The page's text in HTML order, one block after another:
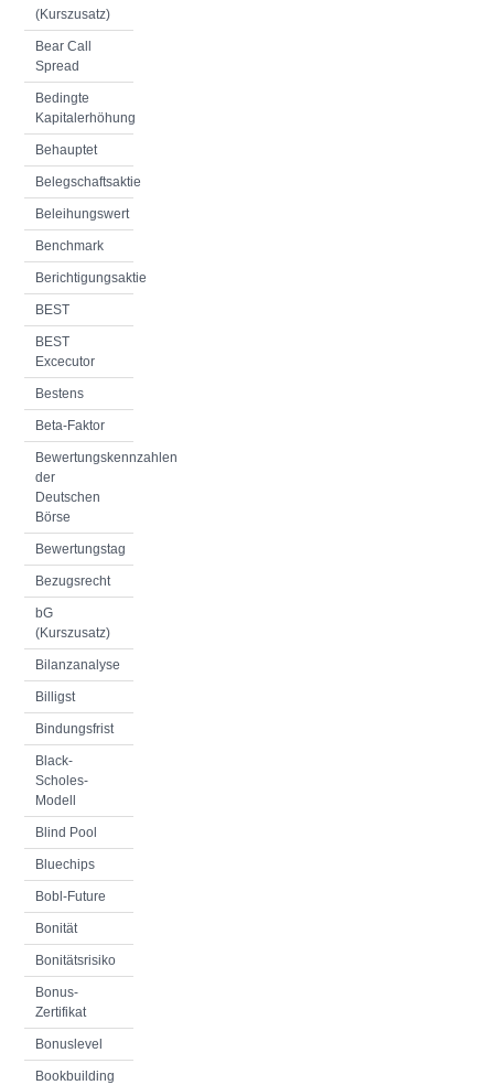
(Kurszusatz)
Bear Call
Spread
Bedingte
Kapitalerhöhung
Behauptet
Belegschaftsaktie
Beleihungswert
Benchmark
Berichtigungsaktie
BEST
BEST
Excecutor
Bestens
Beta-Faktor
Bewertungskennzahlen
der
Deutschen
Börse
Bewertungstag
Bezugsrecht
bG
(Kurszusatz)
Bilanzanalyse
Billigst
Bindungsfrist
Black-
Scholes-
Modell
Blind Pool
Bluechips
Bobl-Future
Bonität
Bonitätsrisiko
Bonus-
Zertifikat
Bonuslevel
Bookbuilding